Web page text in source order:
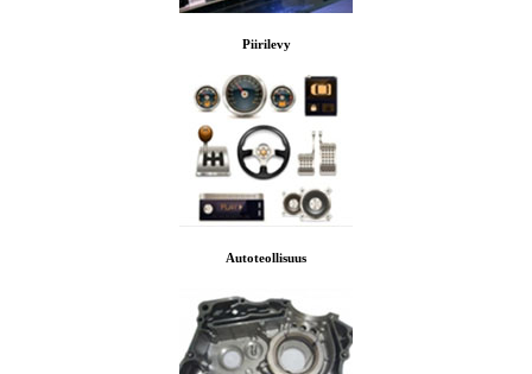
Piirilevy
Autoteollisuus